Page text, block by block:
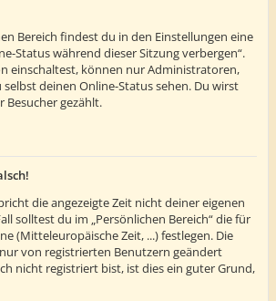
Bereich findest du in den Einstellungen eine
Status während dieser Sitzung verbergen“.
einschaltest, können nur Administratoren,
deinen Online-Status sehen. Du wirst
Besucher gezählt.
die angezeigte Zeit nicht deiner eigenen
solltest du im „Persönlichen Bereich“ die für
(Mitteleuropäische Zeit, ...) festlegen. Die
von registrierten Benutzern geändert
nicht registriert bist, ist dies ein guter Grund,